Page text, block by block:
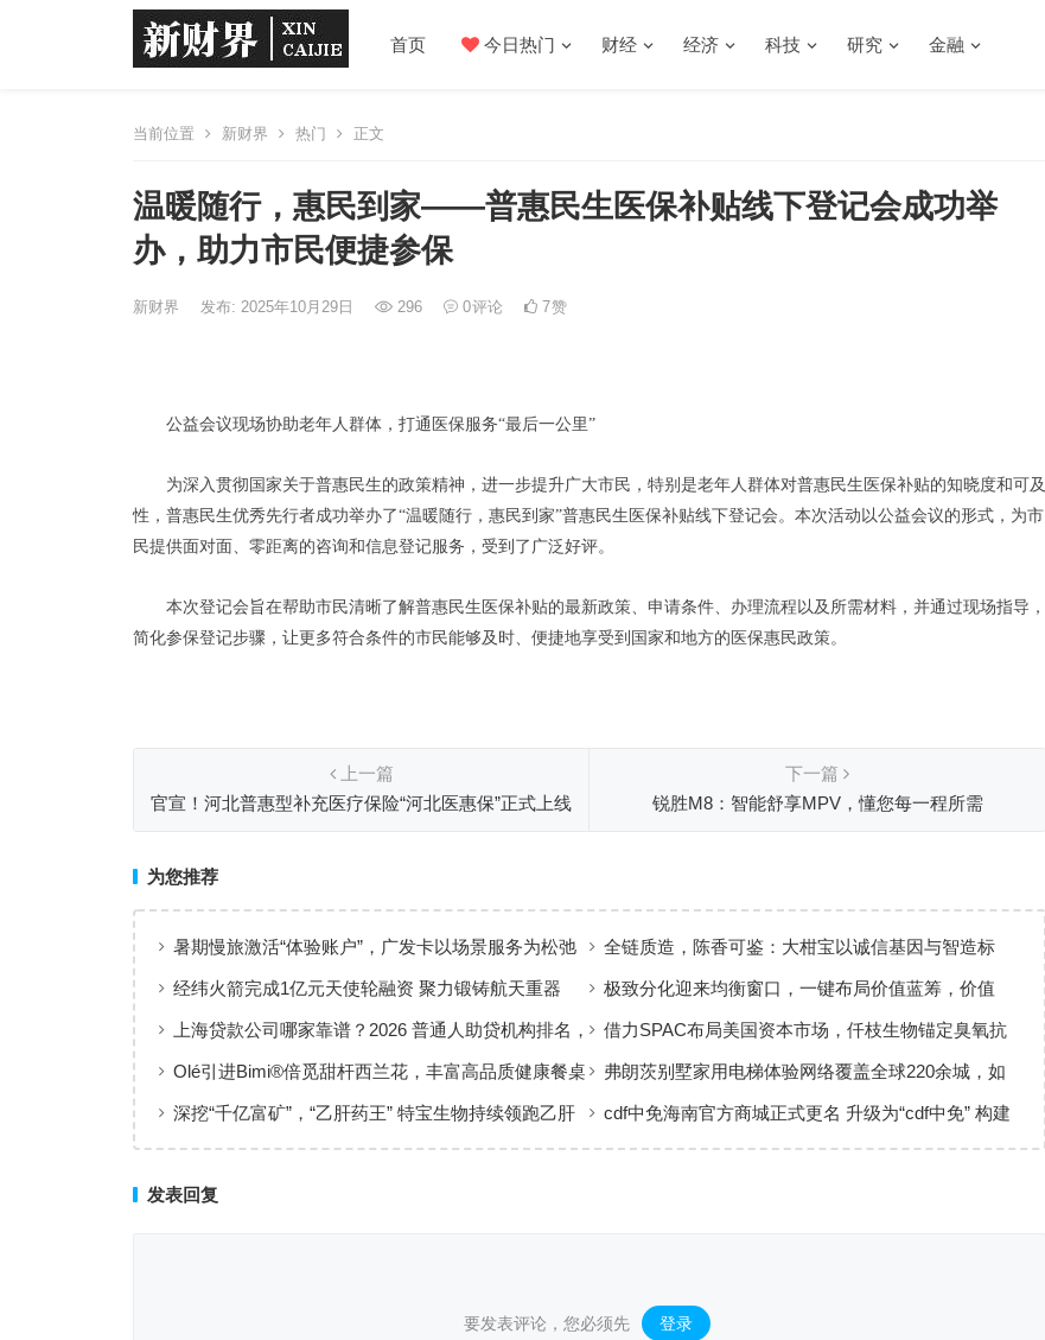
首页 今日热门 财经 经济 科技 研究 金融
当前位置 新财界 热门 正文
温暖随行，惠民到家——普惠民生医保补贴线下登记会成功举
办，助力市民便捷参保
新财界 发布: 2025年10月29日 296 0评论 7赞
公益会议现场协助老年人群体，打通医保服务“最后一公里”
为深入贯彻国家关于普惠民生的政策精神，进一步提升广大市民，特别是老年人群体对普惠民生医保补贴的知晓度和可及
性，普惠民生优秀先行者成功举办了“温暖随行，惠民到家”普惠民生医保补贴线下登记会。本次活动以公益会议的形式，为市
民提供面对面、零距离的咨询和信息登记服务，受到了广泛好评。
本次登记会旨在帮助市民清晰了解普惠民生医保补贴的最新政策、申请条件、办理流程以及所需材料，并通过现场指导，
简化参保登记步骤，让更多符合条件的市民能够及时、便捷地享受到国家和地方的医保惠民政策。
上一篇
官宣！河北普惠型补充医疗保险“河北医惠保”正式上线
下一篇
锐胜M8：智能舒享MPV，懂您每一程所需
为您推荐
暑期慢旅激活“体验账户”，广发卡以场景服务为松弛
出行添彩
全链质造，陈香可鉴：大柑宝以诚信基因与智造标
准，定义新会陈皮高质量发展
经纬火箭完成1亿元天使轮融资 聚力锻铸航天重器
极致分化迎来均衡窗口，一键布局价值蓝筹，价值
ETF华夏火热开售
上海贷款公司哪家靠谱？2026 普通人助贷机构排名，
工薪族借钱选择指南
借力SPAC布局美国资本市场，仟枝生物锚定臭氧抗
菌黄金赛道
Olé引进Bimi®倍觅甜杆西兰花，丰富高品质健康餐桌
新选择
弗朗茨别墅家用电梯体验网络覆盖全球220余城，如
何实现高效服务响应
深挖“千亿富矿”，“乙肝药王” 特宝生物持续领跑乙肝
cdf中免海南官方商城正式更名 升级为“cdf中免” 构建
发表回复
要发表评论，您必须先 登录 。